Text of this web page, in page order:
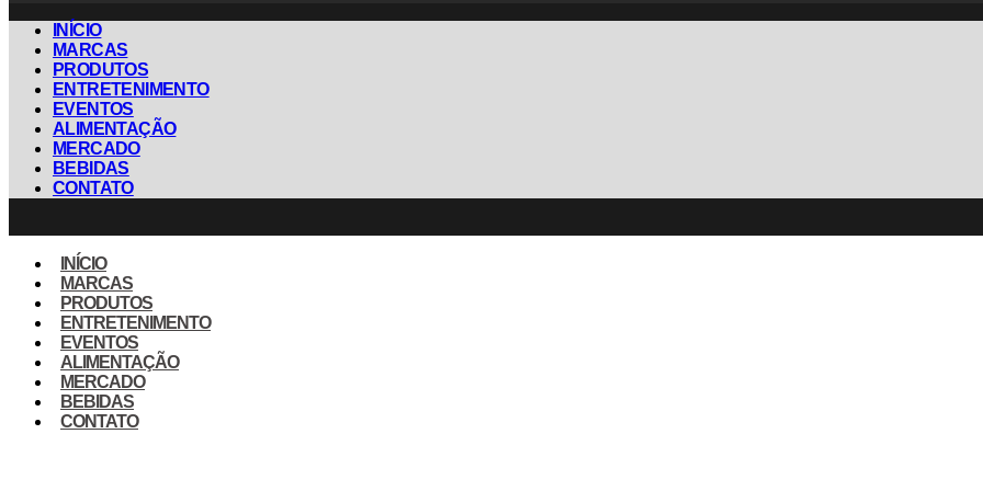
INÍCIO
MARCAS
PRODUTOS
ENTRETENIMENTO
EVENTOS
ALIMENTAÇÃO
MERCADO
BEBIDAS
CONTATO
INÍCIO
MARCAS
PRODUTOS
ENTRETENIMENTO
EVENTOS
ALIMENTAÇÃO
MERCADO
BEBIDAS
CONTATO